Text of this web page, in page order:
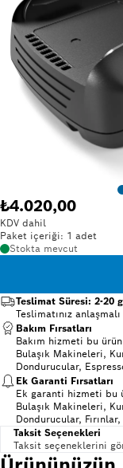
₺4.020,00
KDV dahil
Paket içeriği: 1 adet
Stokta mevcut
Teslimat Süresi: 2-20
Teslimatınız
Bakım Fırsatları
Bakım hizmeti bu
Bulaşık Makineleri,
Dondurucular,
Ek Garanti Fırsatları
Ek garanti hizmeti bu
Bulaşık Makineleri,
Dondurucular,
Taksit Seçenekleri
Taksit seçeneklerini